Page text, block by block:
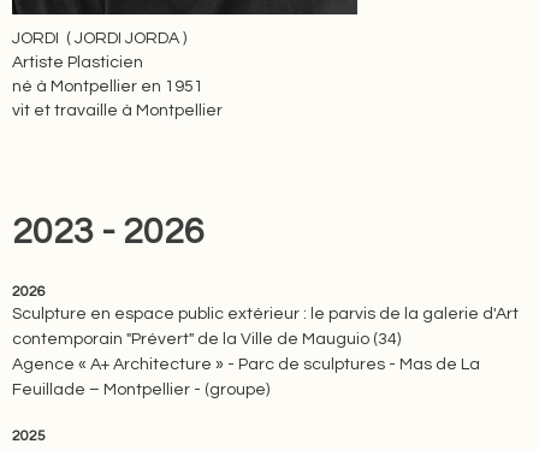
JORDI ( JORDI JORDA )
Artiste Plasticien
né à Montpellier en 1951
vit et travaille à Montpellier
2023 - 2026
2026
Sculpture en espace public extérieur : le parvis de la galerie d'Art
contemporain "Prévert" de la Ville de Mauguio (34)
Agence « A+ Architecture » - Parc de sculptures - Mas de La
Feuillade – Montpellier - (groupe)
2025